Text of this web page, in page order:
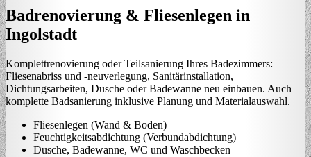
Badrenovierung & Fliesenlegen in
Ingolstadt
Komplettrenovierung oder Teilsanierung Ihres Badezimmers:
Fliesenabriss und -neuverlegung, Sanitärinstallation,
Dichtungsarbeiten, Dusche oder Badewanne neu einbauen. Auch
komplette Badsanierung inklusive Planung und Materialauswahl.
Fliesenlegen (Wand & Boden)
Feuchtigkeitsabdichtung (Verbundabdichtung)
Dusche, Badewanne, WC und Waschbecken